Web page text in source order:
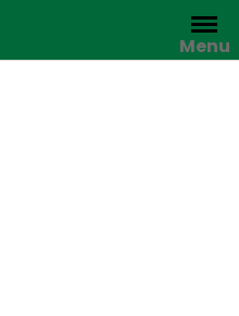
Menu